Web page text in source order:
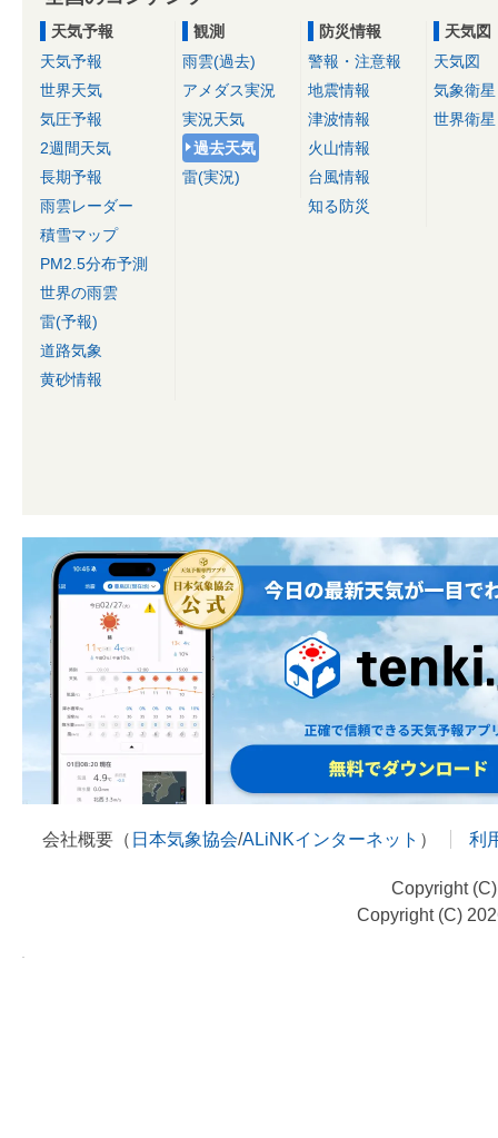
天気予報
天気予報
世界天気
気圧予報
2週間天気
長期予報
雨雲レーダー
積雪マップ
PM2.5分布予測
世界の雨雲
雷(予報)
道路気象
黄砂情報
観測
雨雲(過去)
アメダス実況
実況天気
過去天気
雷(実況)
防災情報
警報・注意報
地震情報
津波情報
火山情報
台風情報
知る防災
天気図
天気図
気象衛星
世界衛星
会社概要（ 日本気象協会/ALiNKインターネット ） 利
Copyright
Copyright (C)